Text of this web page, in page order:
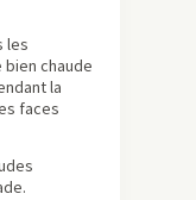
les
chaude
la
faces